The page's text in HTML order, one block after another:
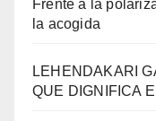
Frente a la
la acogida
LEHENDAKARI
QUE DIGNIFICA